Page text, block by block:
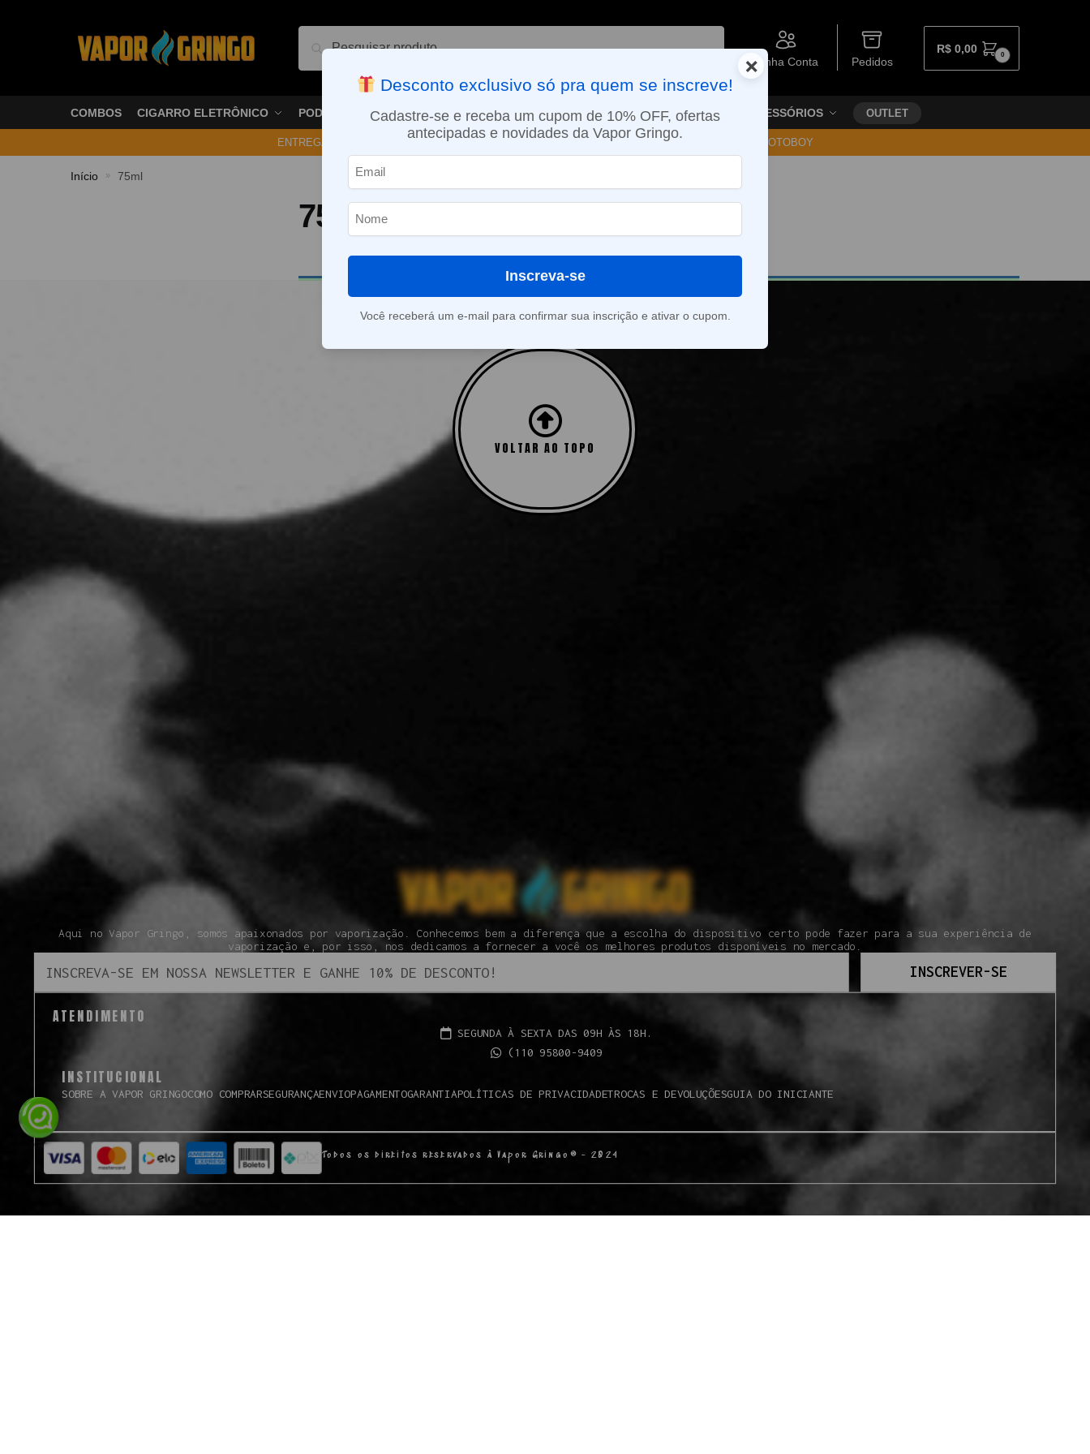
Pesquisar
Minha Conta Pedidos
R$ 0,00 0
COMBOS CIGARRO ELETRÔNICO PODS VAPORIZADOR DE ERVAS E-LIQUÍDOS NICOTINA ORAL ACESSÓRIOS OUTLET
ENTREGA NO MESMO DIA EM SÃO PAULO (SEG A SEX): PEDIDOS APROVADOS ATÉ 15:30 VIA MOTOBOY
Início » 75ml
75ml
Nenhum produto foi encontrado para a sua seleção.
VOLTAR AO TOPO
Aqui no Vapor Gringo, somos apaixonados por vaporização. Conhecemos bem a diferença que a escolha do dispositivo certo pode fazer para a sua experiência de
vaporização e, por isso, nos dedicamos a fornecer a você os melhores produtos disponíveis no mercado.
INSCREVER-SE
ATENDIMENTO
SEGUNDA À SEXTA DAS 09H ÀS 18H.
(110 95800-9409
INSTITUCIONAL
SOBRE A VAPOR GRINGOCOMO COMPRARSEGURANÇAENVIOPAGAMENTOGARANTIAPOLÍTICAS DE PRIVACIDADETROCAS E DEVOLUÇÕESGUIA DO INICIANTE
Todos os direitos reservados à Vapor Gringo® - 2024
×
Desconto exclusivo só pra quem se inscreve!
Cadastre-se e receba um cupom de 10% OFF, ofertas
antecipadas e novidades da Vapor Gringo.
Inscreva-se
Você receberá um e-mail para confirmar sua inscrição e ativar o cupom.